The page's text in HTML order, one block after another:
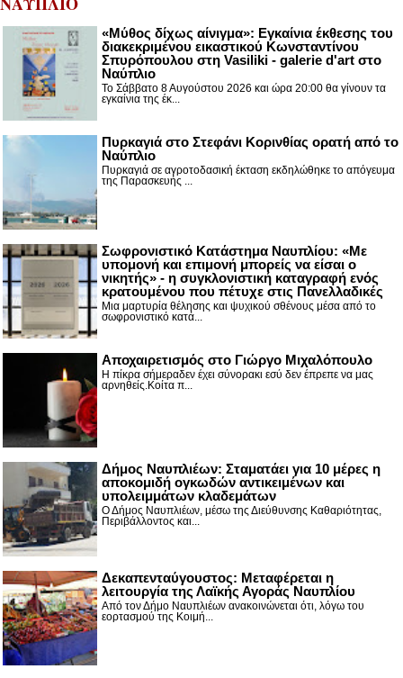
«Μύθος δίχως αίνιγμα»: Εγκαίνια έκθεσης του
διακεκριμένου εικαστικού Κωνσταντίνου
Σπυρόπουλου στη Vasiliki - galerie d'art στο
Ναύπλιο
Το Σάββατο 8 Αυγούστου 2026 και ώρα 20:00 θα γίνουν τα
εγκαίνια της έκ...
Πυρκαγιά στο Στεφάνι Κορινθίας ορατή από το
Ναύπλιο
Πυρκαγιά σε αγροτοδασική έκταση εκδηλώθηκε το απόγευμα
της Παρασκευής ...
Σωφρονιστικό Κατάστημα Ναυπλίου: «Με
υπομονή και επιμονή μπορείς να είσαι ο
νικητής» - η συγκλονιστική καταγραφή ενός
κρατουμένου που πέτυχε στις Πανελλαδικές
Μια μαρτυρία θέλησης και ψυχικού σθένους μέσα από το
σωφρονιστικό κατά...
Αποχαιρετισμός στο Γιώργο Μιχαλόπουλο
Η πίκρα σήμεραδεν έχει σύνορακι εσύ δεν έπρεπε να μας
αρνηθείς.Κοίτα π...
Δήμος Ναυπλιέων: Σταματάει για 10 μέρες η
αποκομιδή ογκωδών αντικειμένων και
υπολειμμάτων κλαδεμάτων
Ο Δήμος Ναυπλιέων, μέσω της Διεύθυνσης Καθαριότητας,
Περιβάλλοντος και...
Δεκαπενταύγουστος: Μεταφέρεται η
λειτουργία της Λαϊκής Αγοράς Ναυπλίου
Από τον Δήμο Ναυπλιέων ανακοινώνεται ότι, λόγω του
εορτασμού της Κοιμή...